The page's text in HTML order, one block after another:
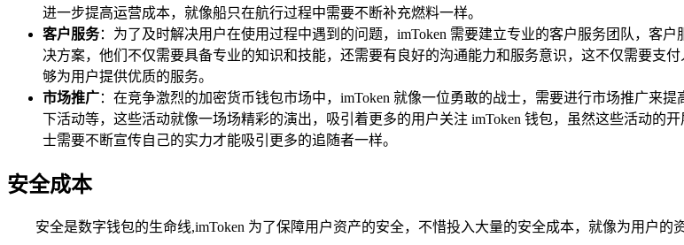
进一步提高运营成本，就像船只在航行过程中需要不断补充燃料一样。
客户服务：为了及时解决用户在使用过程中遇到的问题，imToken 需要建立专业的客户服务团队，客
决方案，他们不仅需要具备专业的知识和技能，还需要有良好的沟通能力和服务意识，这不仅需要支
够为用户提供优质的服务。
市场推广：在竞争激烈的加密货币钱包市场中，imToken 就像一位勇敢的战士，需要进行市场推广来
下活动等，这些活动就像一场场精彩的演出，吸引着更多的用户关注 imToken 钱包，虽然这些活动的
士需要不断宣传自己的实力才能吸引更多的追随者一样。
安全成本
安全是数字钱包的生命线,imToken 为了保障用户资产的安全，不惜投入大量的安全成本，就像为用户的